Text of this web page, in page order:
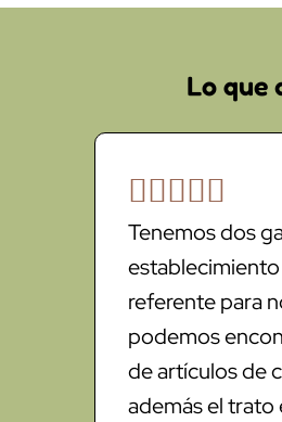
Lo que

Tenemos dos
referente para
podemos
de artículos de
además el trato